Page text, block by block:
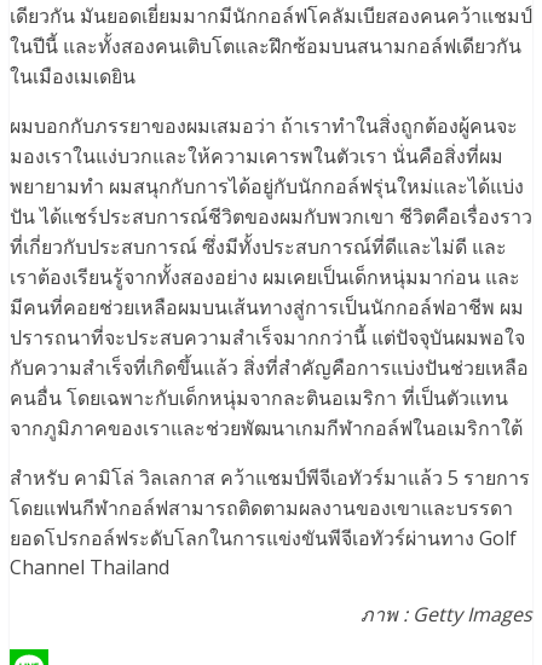
เดียวกัน มันยอดเยี่ยมมากมีนักกอล์ฟโคลัมเบียสองคนคว้าแชมป์
ในปีนี้ และทั้งสองคนเติบโตและฝึกซ้อมบนสนามกอล์ฟเดียวกัน
ในเมืองเมเดยิน
ผมบอกกับภรรยาของผมเสมอว่า ถ้าเราทำในสิ่งถูกต้องผู้คนจะ
มองเราในแง่บวกและให้ความเคารพในตัวเรา นั่นคือสิ่งที่ผม
พยายามทำ ผมสนุกกับการได้อยู่กับนักกอล์ฟรุ่นใหม่และได้แบ่ง
ปัน ได้แชร์ประสบการณ์ชีวิตของผมกับพวกเขา ชีวิตคือเรื่องราว
ที่เกี่ยวกับประสบการณ์ ซึ่งมีทั้งประสบการณ์ที่ดีและไม่ดี และ
เราต้องเรียนรู้จากทั้งสองอย่าง ผมเคยเป็นเด็กหนุ่มมาก่อน และ
มีคนที่คอยช่วยเหลือผมบนเส้นทางสู่การเป็นนักกอล์ฟอาชีพ ผม
ปรารถนาที่จะประสบความสำเร็จมากกว่านี้ แต่ปัจจุบันผมพอใจ
กับความสำเร็จที่เกิดขึ้นแล้ว สิ่งที่สำคัญคือการแบ่งปันช่วยเหลือ
คนอื่น โดยเฉพาะกับเด็กหนุ่มจากละตินอเมริกา ที่เป็นตัวแทน
จากภูมิภาคของเราและช่วยพัฒนาเกมกีฬากอล์ฟในอเมริกาใต้
สำหรับ คามิโล่ วิลเลกาส คว้าแชมป์พีจีเอทัวร์มาแล้ว 5 รายการ
โดยแฟนกีฬากอล์ฟสามารถติดตามผลงานของเขาและบรรดา
ยอดโปรกอล์ฟระดับโลกในการแข่งขันพีจีเอทัวร์ผ่านทาง Golf
Channel Thailand
ภาพ : Getty Images